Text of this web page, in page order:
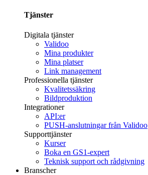
Tjänster
Digitala tjänster
Validoo
Mina produkter
Mina platser
Link management
Professionella tjänster
Kvalitetssäkring
Bildproduktion
Integrationer
API:er
PUSH-anslutningar från Validoo
Supporttjänster
Kurser
Boka en GS1-expert
Teknisk support och rådgivning
Branscher